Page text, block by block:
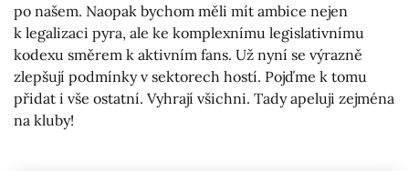
po našem. Naopak bychom měli mít ambice nejen
k legalizaci pyra, ale ke komplexnímu legislativnímu
kodexu směrem k aktivním fans. Už nyní se výrazně
zlepšují podmínky v sektorech hostí. Pojďme k tomu
přidat i vše ostatní. Vyhrají všichni. Tady apeluji zejména
na kluby!